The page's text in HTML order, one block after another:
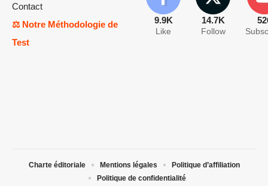
Contact
⚖️ Notre Méthodologie de
Test
9.9K
Like
14.7K
Follow
Charte éditoriale Mentions légales
Politique d’affiliation
Politique de confidentialité